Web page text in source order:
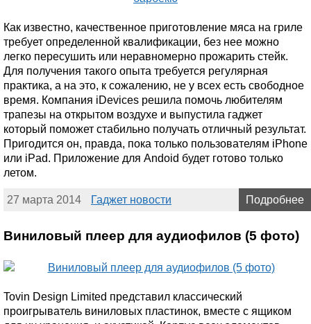
Как известно, качественное приготовление мяса на гриле
требует определенной квалификации, без нее можно
легко пересушить или неравномерно прожарить стейк.
Для получения такого опыта требуется регулярная
практика, а на это, к сожалению, не у всех есть свободное
время. Компания iDevices решила помочь любителям
трапезы на открытом воздухе и выпустила гаджет
который поможет стабильно получать отличный результат.
Пригодится он, правда, пока только пользователям iPhone
или iPad. Приложение для Andoid будет готово только
летом.
27 марта 2014 Гаджет новости Подробнее
Виниловый плеер для аудиофилов (5 фото)
Tovin Design Limited представил классический
проигрыватель виниловых пластинок, вместе с ящиком